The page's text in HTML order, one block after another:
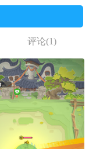
评论(1)